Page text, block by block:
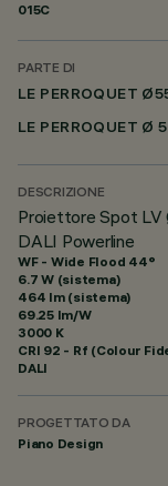
015C
PARTE DI
LE PERROQUET
DESCRIZIONE
Proiettore Spot
DALI Powerline
WF - Wide Flood 44°
6.7 W (sistema)
464 lm (sistema)
69.25 lm/W
3000 K
CRI 92 - Rf (Colour
DALI
PROGETTATO DA
Piano Design